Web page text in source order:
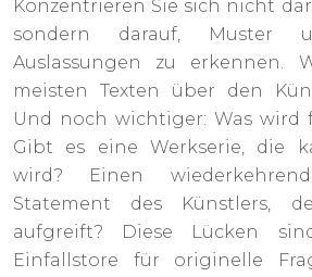
Konzentrieren Sie sich nicht
sondern darauf, Muster
Auslassungen zu erkennen.
meisten Texten über den
Und noch wichtiger: Was wird
Gibt es eine Werkserie, die
wird? Einen
Statement des Künstlers,
aufgreift? Diese Lücken
Einfallstore für originelle